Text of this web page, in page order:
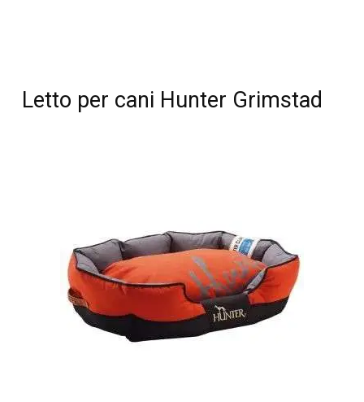
Letto per cani Hunter Grimstad